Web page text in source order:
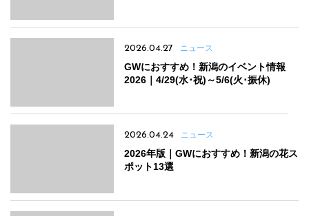
2026.04.27 ニュース
GWにおすすめ！新潟のイベント情報
2026｜4/29(水･祝)～5/6(火･振休)
2026.04.24 ニュース
2026年版｜GWにおすすめ！新潟の花ス
ポット13選